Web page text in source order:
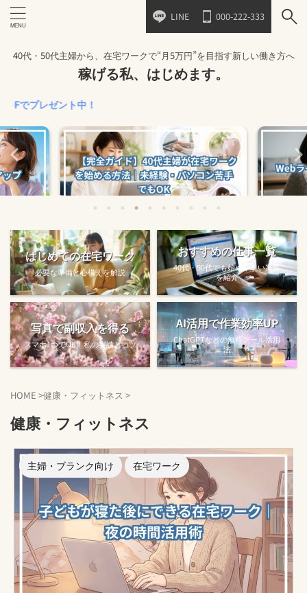
LINE 000-222-333
40代・50代主婦から、在宅ワークで“月5万円”を目指す新しい働き方へ
稼げる私、はじめます。
レゼント中！
ップする
【完全ガイド】40代主婦が在宅ワークを
始める方法｜未経...
採用率
はじめての在宅ワーク
必要な準備と心構えを解説
おすすめの仕事一覧
40代・50代でも始めやすい案件
を紹介
写真で副収入を得る
スマホ1つでOK！私の実績とコツ
AI活用で作業効率UP
ChatGPTなどの無料ツール活用
法
HOME >健康・フィットネス >
健康・フィットネス
主婦・ブランク向け 在宅ワーク